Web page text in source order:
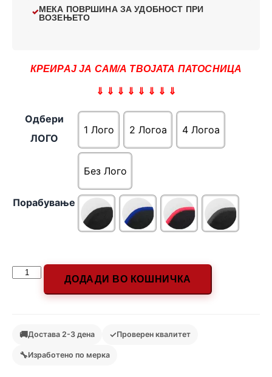
МЕКА ПОВРШИНА ЗА УДОБНОСТ ПРИ
ВОЗЕЊЕТО
КРЕИРАЈ ЈА САМ/А ТВОЈАТА ПАТОСНИЦА
⇓ ⇓ ⇓ ⇓ ⇓ ⇓ ⇓ ⇓
Одбери
ЛОГО
1 Лого 2 Логоa 4 Логоa
Без Лого
Порабување
ДОДАДИ ВО КОШНИЧКА
🚚Достава 2-3 дена ✓Проверен квалитет
🔧Изработено по мерка